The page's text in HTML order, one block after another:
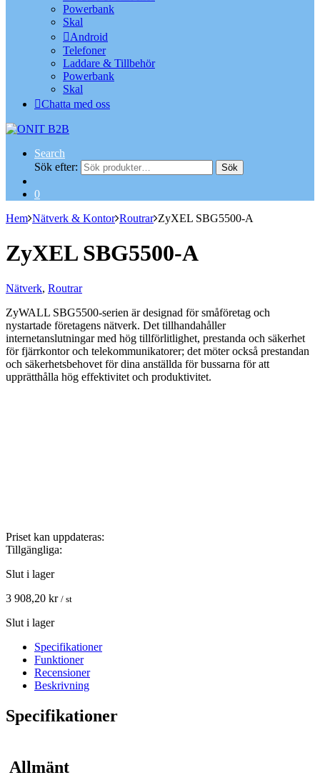
Powerbank
Skal
Android
Telefoner
Laddare & Tillbehör
Powerbank
Skal
Chatta med oss
Search
Sök efter:
Sök
0
Hem Nätverk & Kontor Routrar ZyXEL SBG5500-A
ZyXEL SBG5500-A
Nätverk, Routrar
ZyWALL SBG5500-serien är designad för småföretag och
nystartade företagens nätverk. Det tillhandahåller
internetanslutningar med hög tillförlitlighet, prestanda och säkerhet
för fjärrkontor och telekommunikatorer; det möter också prestandan
och säkerhetsbehovet för dina anställda för bussarna för att
upprätthålla hög effektivitet och produktivitet.
Priset kan uppdateras:
Tillgängliga:
Slut i lager
3 908,20 kr / st
Slut i lager
Specifikationer
Funktioner
Recensioner
Beskrivning
Specifikationer
Allmänt